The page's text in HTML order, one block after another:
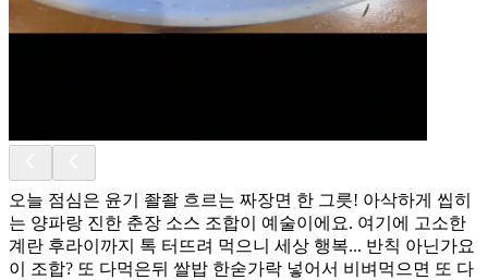
오늘 점심은 윤기 좔좔 흐르는 짜장면 한 그릇! 아삭하게 씹히
는 양파랑 진한 춘장 소스 조합이 예술이에요. 여기에 고소한
계란 후라이까지 톡 터뜨려 먹으니 세상 행복... 반칙 아닌가요
이 조합? 또 다먹은뒤 쌀밥 한숟가락 넣어서 비벼먹으면 또 다